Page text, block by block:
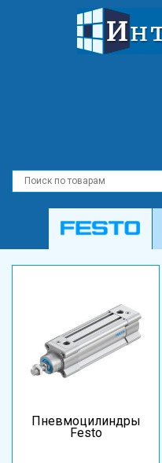
Пневмоцилиндры
Festo